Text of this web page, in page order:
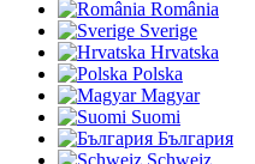
România
Sverige
Hrvatska
Polska
Magyar
Suomi
България